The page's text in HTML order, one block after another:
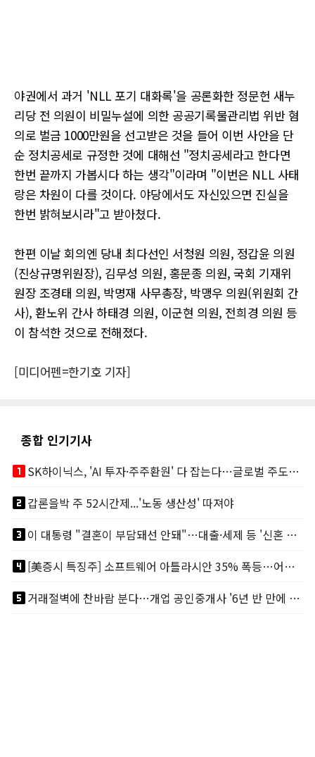
야권에서 과거 'NLL 포기 대화록'을 공론화한 정문헌 새누
리당 전 의원이 비밀누설에 의한 공공기록물관리법 위반 혐
의로 벌금 1000만원을 선고받은 것을 들어 이번 사안을 단
순 정치공세로 규정한 것에 대해선 "정치공세라고 한다면
한번 끝까지 가봅시다 하는 생각"이라며 "이번은 NLL 사태
랑은 차원이 다를 것이다. 야당에서도 자신있으면 진실을
한번 밝혀보시라"고 받아쳤다.
한편 이날 회의엔 당내 최다선인 서청원 의원, 정갑윤 의원
(진상규명위원장), 김무성 의원, 홍문종 의원, 국회 기재위
원장 조경태 의원, 박명재 사무총장, 박맹우 의원(위원회 간
사), 환노위 간사 하태경 의원, 이군현 의원, 전희경 의원 등
이 참석한 것으로 전해졌다.
[미디어펜=한기호 기자]
종합 인기기사
looks_one
SK하이닉스, 'AI 투자·주주환원' 다 잡는다…글로벌 주도권 굳히기
looks_two갑론을박 주 52시간제...'노동 생산성' 따져야
looks_3
이 대통령 "결혼이 부담돼선 안돼"…대출·세제 등 '신혼 걸림돌' 제거
looks_4
[美증시 특징주] 소프트웨어 아틀라시안 35% 폭등…어닝서프, 투자의견 줄줄이 상향
looks_5
거래절벽에 찬바람 분다…개업 공인중개사 '6년 반 만에 최저'